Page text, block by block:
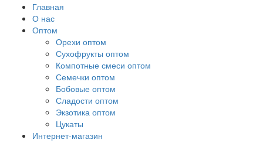
Главная
О нас
Оптом
Орехи оптом
Сухофрукты оптом
Компотные смеси оптом
Семечки оптом
Бобовые оптом
Сладости оптом
Экзотика оптом
Цукаты
Интернет-магазин